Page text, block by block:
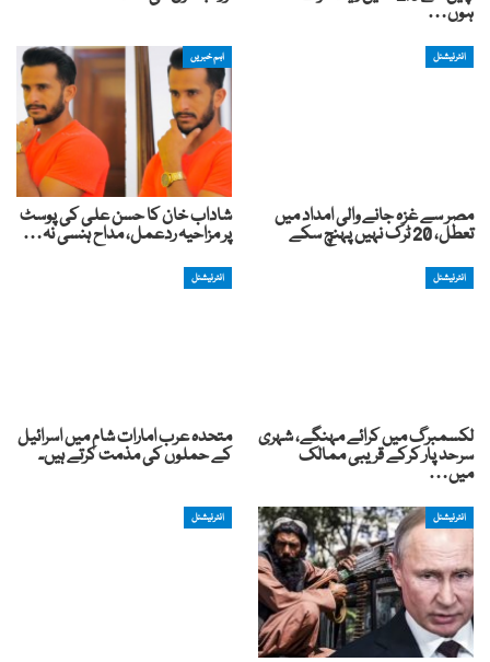
ہوں…
انٹرنیشنل
مصر سے غزہ جانے والی امداد میں
تعطل، 20 ٹرک نہیں پہنچ سکے
اہم خبریں
شاداب خان کا حسن علی کی پوسٹ
پر مزاحیہ ردعمل، مداح ہنسی نہ…
انٹرنیشنل
لکسمبرگ میں کرائے مہنگے، شہری
سرحد پار کرکے قریبی ممالک
میں…
انٹرنیشنل
متحدہ عرب امارات شام میں اسرائیل
کے حملوں کی مذمت کرتے ہیں۔
انٹرنیشنل انٹرنیشنل